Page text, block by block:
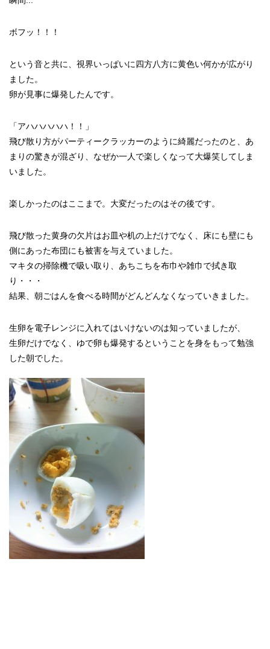
ボフッ！！！
という音と共に、視界いっぱいに四方八方に黄色い何かが広がり
ました。
卵が見事に爆発したんです。
「アハハハハハ！！」
飛び散り方がパーティークラッカーのように綺麗だったのと、あ
まりの驚きが混ざり、なぜか一人で楽しくなって大爆笑してしま
いました。
楽しかったのはここまで。大変だったのはその後です。
飛び散った黄身の欠片はお皿や机の上だけでなく、床にも壁にも
側にあった布団にも被害を与えていました。
マキタの掃除機で吸い取り、あちこちを布巾や雑巾で拭き取
り・・・
結果、朝ごはんを食べる時間がどんどんなくなっていきました。
生卵を電子レンジに入れてはいけないのは知っていましたが、
生卵だけでなく、ゆで卵も爆発するということを身をもって勉強
した朝でした。